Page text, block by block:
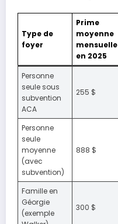
Type de
foyer
Prime
moyenne
mensuelle
en 2025
Personne
seule sous
subvention
ACA
255 $
Personne
seule
moyenne
(avec
subvention)
888 $
Famille en
Géorgie
(exemple
300 $